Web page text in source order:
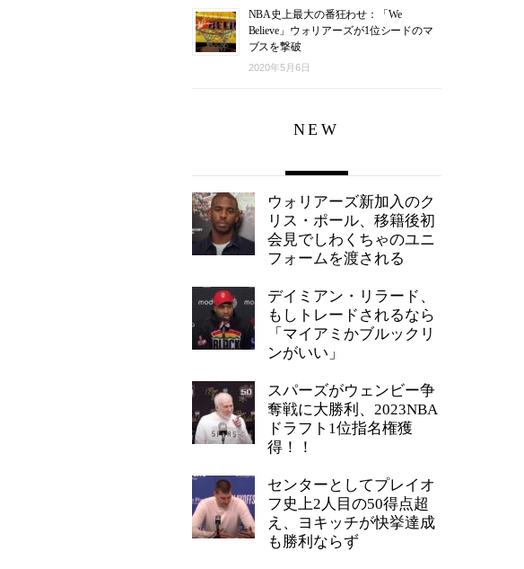
NBA史上最大の番狂わせ：「We
Believe」ウォリアーズが1位シードのマ
ブスを撃破
2020年5月6日
NEW
ウォリアーズ新加入のク
リス・ポール、移籍後初
会見でしわくちゃのユニ
フォームを渡される
デイミアン・リラード、
もしトレードされるなら
「マイアミかブルックリ
ンがいい」
スパーズがウェンビー争
奪戦に大勝利、2023NBA
ドラフト1位指名権獲
得！！
センターとしてプレイオ
フ史上2人目の50得点超
え、ヨキッチが快挙達成
も勝利ならず